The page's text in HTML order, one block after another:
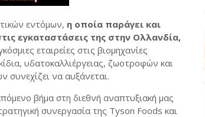
εντόμων, η οποία παράγει και
εγκαταστάσεις της στην Ολλανδία,
εταιρείες στις βιομηχανίες
υδατοκαλλιέργειας, ζωοτροφών και
συνεχίζει να αυξάνεται.
βήμα στη διεθνή αναπτυξιακή μας
συνεργασία της Tyson Foods και